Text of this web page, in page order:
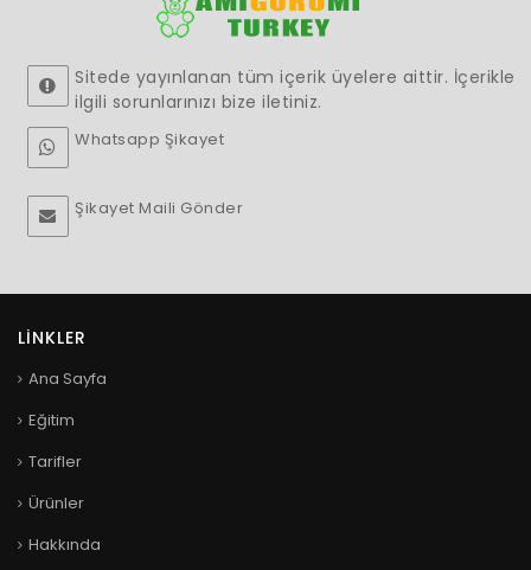
Sitede yayınlanan tüm içerik üyelere aittir. İçerikle
ilgili sorunlarınızı bize iletiniz.
Whatsapp Şikayet
Şikayet Maili Gönder
LINKLER
Ana Sayfa
Eğitim
Tarifler
Ürünler
Hakkında